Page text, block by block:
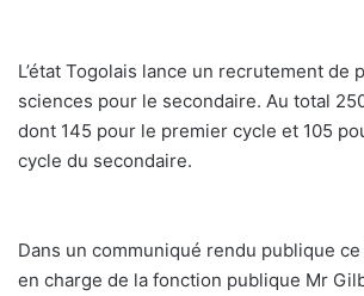
L’état Togolais lance un recrutement de
sciences pour le secondaire. Au total
dont 145 pour le premier cycle et 105
cycle du secondaire.
Dans un communiqué rendu publique
en charge de la fonction publique Mr